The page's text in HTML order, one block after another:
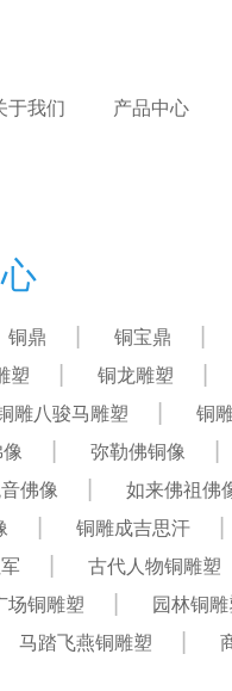
于我们 产品中心
铜鼎
铜宝鼎
塑
铜龙雕塑
雕八骏马雕塑
铜
弥勒佛铜像
佛像
如来佛祖佛
铜雕成吉思汗
古代人物铜雕塑
场铜雕塑
园林铜
马踏飞燕铜雕塑